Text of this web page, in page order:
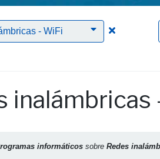
- WiFi Clic para
inalámbricas
informáticos sobre Redes